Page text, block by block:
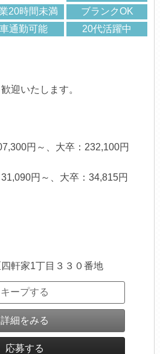
20時間未満
ブランクOK
車通勤可能
20代活躍中
迎いたします。
円～、大卒：232,100円
円～、大卒：34,815円
軒家1丁目３３０番地
キープする
詳細をみる
応募する